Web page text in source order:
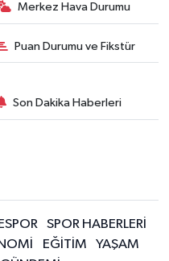
Merkez Hava Durumu
Puan Durumu ve Fikstür
Son Dakika Haberleri
SPOR HABERLERİ
EĞİTİM
YAŞAM